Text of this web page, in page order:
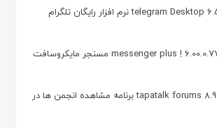
دانلود telegram Desktop 6.5.1 نرم افزار رایگان تلگرام
دانلود tapatalk forums 8.9.10 برنامه مشاهده انجمن ها در